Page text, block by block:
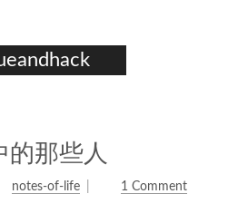
的那些人
notes-of-life 1 Comment